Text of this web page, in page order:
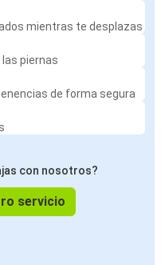
mientras te desplazas
piernas
de forma segura
con nosotros?
servicio